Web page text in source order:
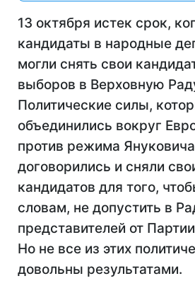
13 октября истек срок,
кандидаты в народные
могли снять свои
выборов в Верховную
Политические силы,
объединились вокруг
против режима
договорились и сняли
кандидатов для того,
словам, не допустить в
представителей от
Но не все из этих
довольны результатами.